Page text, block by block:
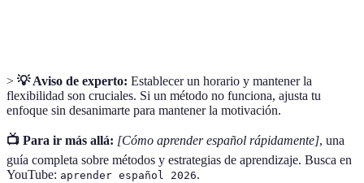
> 💡 Aviso de experto: Establecer un horario y mantener la
flexibilidad son cruciales. Si un método no funciona, ajusta tu
enfoque sin desanimarte para mantener la motivación.
📺 Para ir más allá: [Cómo aprender español rápidamente], una
guía completa sobre métodos y estrategias de aprendizaje. Busca en
YouTube: aprender español 2026.